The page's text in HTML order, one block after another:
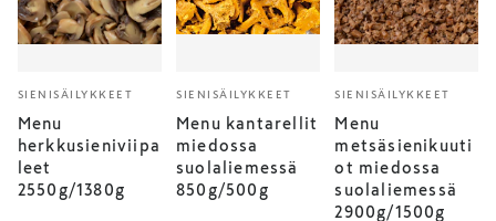
SIENISÄILYKKEET
Menu
herkkusieniviipa
leet
2550g/1380g
SIENISÄILYKKEET
Menu kantarellit
miedossa
suolaliemessä
850g/500g
SIENISÄILYKKEET
Menu
metsäsienikuuti
ot miedossa
suolaliemessä
2900g/1500g